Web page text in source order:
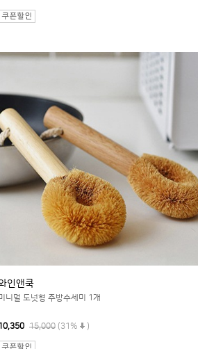
인앤쿡
니멀 도넛형 주방수세미 1개
15,000 (31% )